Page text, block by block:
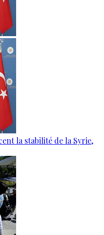
la stabilité de la Syrie,